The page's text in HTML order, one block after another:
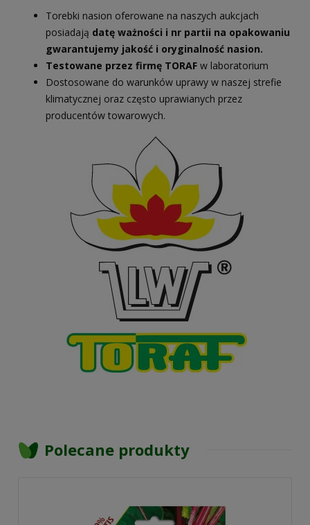
Torebki nasion oferowane na naszych aukcjach
posiadają datę ważności i nr partii na opakowaniu
gwarantujemy jakość i oryginalność nasion.
Testowane przez firmę TORAF w laboratorium
Dostosowane do warunków uprawy w naszej strefie
klimatycznej oraz często uprawianych przez
producentów towarowych.
Polecane produkty